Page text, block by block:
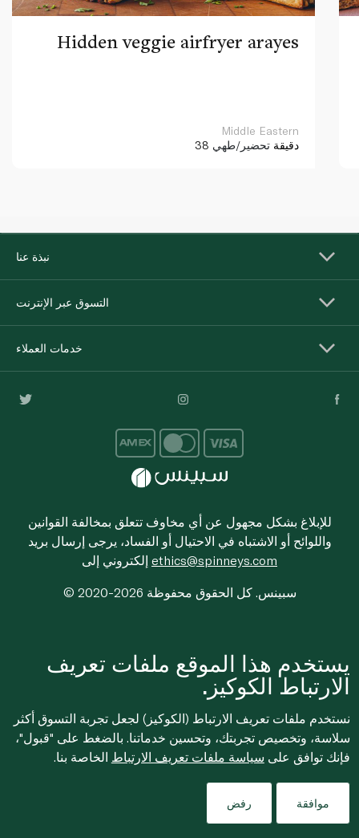
Hidden veggie airfryer arayes
Middle Eastern
38 دقيقة تحضير/طهي
نبذة عنا
التسوق عبر الإنترنت
خدمات العملاء
للإبلاغ بشكل مجهول عن أي مخاوف تتعلق بمخالفة القوانين
واللوائح أو الاشتباه في الاحتيال أو الفساد، يرجى إرسال بريد
ethics@spinneys.com
© 2020-2026 سبينس. كل الحقوق محفوظة
يستخدم هذا الموقع ملفات تعريف
الارتباط الكوكيز.
نستخدم ملفات تعريف الارتباط (الكوكيز) لجعل تجربة التسوق أكثر
سلاسة، وتخصيص تجربتك، وتحسين خدماتنا. بالضغط على "قبول"،
فإنك توافق على سياسة ملفات تعريف الارتباط الخاصة بنا.
موافقة رفض